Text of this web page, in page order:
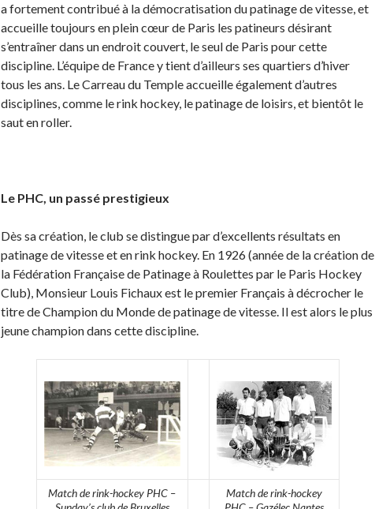
a fortement contribué à la démocratisation du patinage de vitesse, et
accueille toujours en plein cœur de Paris les patineurs désirant
s’entraîner dans un endroit couvert, le seul de Paris pour cette
discipline. L’équipe de France y tient d’ailleurs ses quartiers d’hiver
tous les ans. Le Carreau du Temple accueille également d’autres
disciplines, comme le rink hockey, le patinage de loisirs, et bientôt le
saut en roller.
Le PHC, un passé prestigieux
Dès sa création, le club se distingue par d’excellents résultats en
patinage de vitesse et en rink hockey. En 1926 (année de la création de
la Fédération Française de Patinage à Roulettes par le Paris Hockey
Club), Monsieur Louis Fichaux est le premier Français à décrocher le
titre de Champion du Monde de patinage de vitesse. Il est alors le plus
jeune champion dans cette discipline.
Match de rink-hockey PHC –
Match de rink-hockey